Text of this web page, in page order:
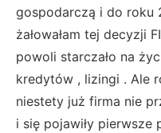
gospodarczą i do roku
żałowałam tej decyzji
powoli starczało na
kredytów , lizingi . Ale
niestety już firma nie
i się pojawiły